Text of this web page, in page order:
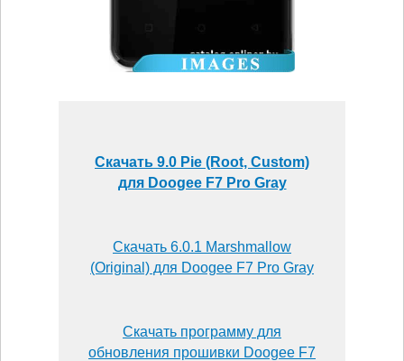
Скачать 9.0 Pie (Root, Custom)
для Doogee F7 Pro Gray
Скачать 6.0.1 Marshmallow
(Original) для Doogee F7 Pro Gray
Скачать программу для
обновления прошивки Doogee F7